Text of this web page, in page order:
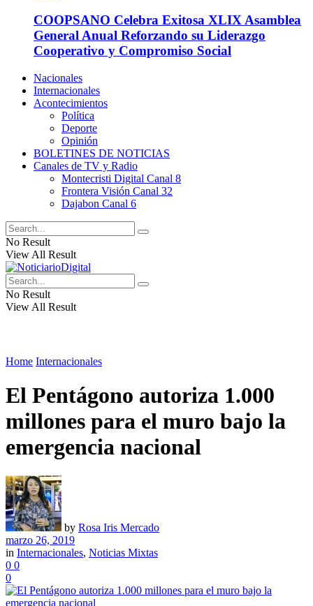
COOPSANO Celebra Exitosa XLIX Asamblea
General Anual Reforzando su Liderazgo
Cooperativo y Compromiso Social
Nacionales
Internacionales
Acontecimientos
Política
Deporte
Opinión
BOLETINES DE NOTICIAS
Canales de TV y Radio
Montecristi Digital Canal 8
Frontera Visión Canal 32
Dajabon Canal 6
No Result
View All Result
No Result
View All Result
Home Internacionales
El Pentágono autoriza 1.000
millones para el muro bajo la
emergencia nacional
by Rosa Iris Mercado
marzo 26, 2019
in Internacionales, Noticias Mixtas
0 0
0